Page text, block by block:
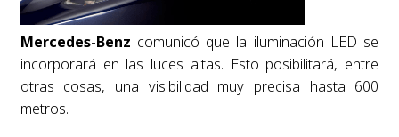
Mercedes-Benz comunicó que la iluminación LED se
incorporará en las luces altas. Esto posibilitará, entre
otras cosas, una visibilidad muy precisa hasta 600
metros.